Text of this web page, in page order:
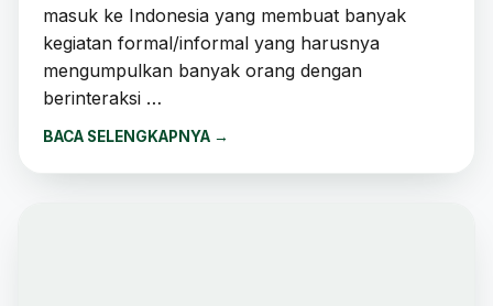
masuk ke Indonesia yang membuat banyak
kegiatan formal/informal yang harusnya
mengumpulkan banyak orang dengan
berinteraksi …
BACA SELENGKAPNYA →